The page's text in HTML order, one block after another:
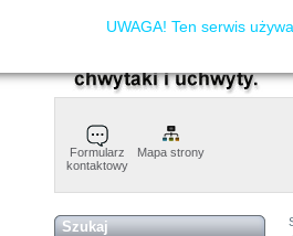
UWAGA! Ten serwis
Formularz
kontaktowy
Mapa strony
Szukaj